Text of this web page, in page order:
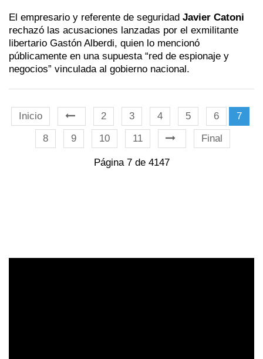
El empresario y referente de seguridad Javier Catoni
rechazó las acusaciones lanzadas por el exmilitante
libertario Gastón Alberdi, quien lo mencionó
públicamente en una supuesta “red de espionaje y
negocios” vinculada al gobierno nacional.
Inicio 2 3 4 5 6
7
8
9 10 11 Final
Página 7 de 4147